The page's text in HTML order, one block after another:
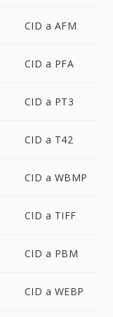
CID a AFM
CID a PFA
CID a PT3
CID a T42
CID a WBMP
CID a TIFF
CID a PBM
CID a WEBP